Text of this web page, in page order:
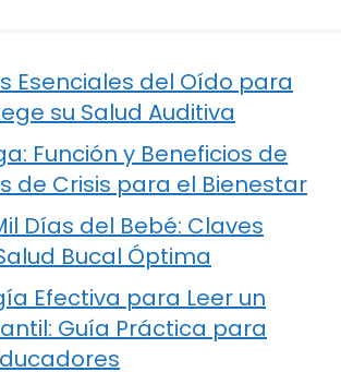
Esenciales del Oído para
su Salud Auditiva
Función y Beneficios de
de Crisis para el Bienestar
Días del Bebé: Claves
Bucal Óptima
Efectiva para Leer un
Guía Práctica para